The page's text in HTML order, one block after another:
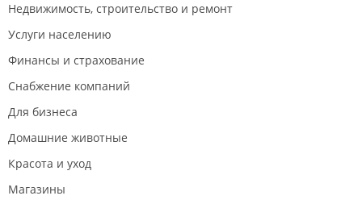
Недвижимость, строительство и ремонт
Услуги населению
Финансы и страхование
Снабжение компаний
Для бизнеса
Домашние животные
Красота и уход
Магазины